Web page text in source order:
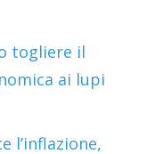
togliere il
ai lupi
l’inflazione,